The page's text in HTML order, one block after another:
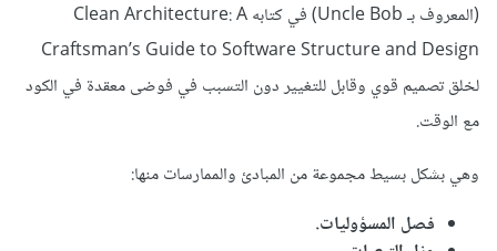
(المعروف بـ Uncle Bob) في كتابه Clean Architecture: A
Craftsman’s Guide to Software Structure and Design
لخلق تصميم قوي وقابل للتغيير دون التسبب في فوضى معقدة في الكود
مع الوقت.
وهي بشكل بسيط مجموعة من المبادئ والممارسات منها:
فصل المسؤوليات.